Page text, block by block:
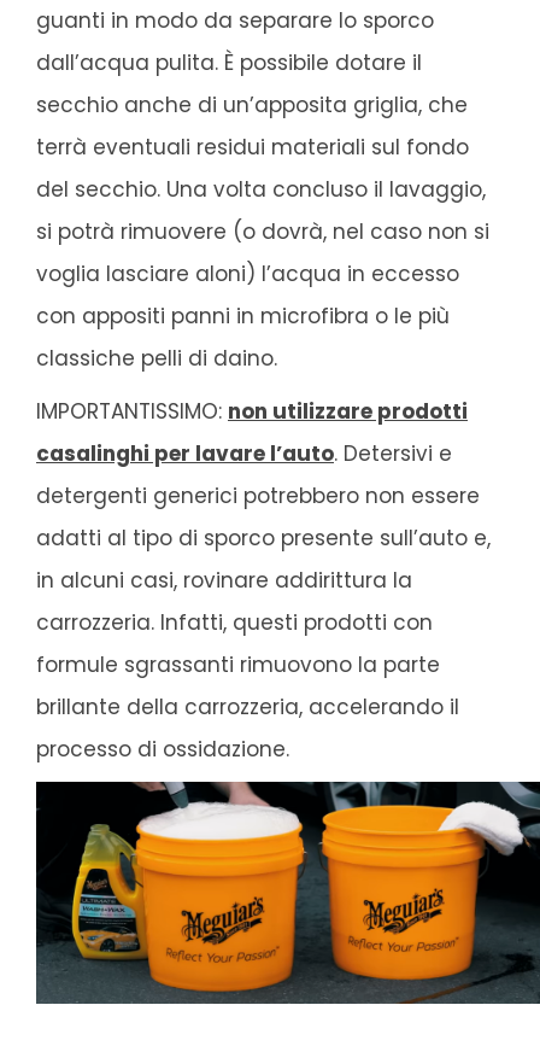
guanti in modo da separare lo sporco
dall’acqua pulita. È possibile dotare il
secchio anche di un’apposita griglia, che
terrà eventuali residui materiali sul fondo
del secchio. Una volta concluso il lavaggio,
si potrà rimuovere (o dovrà, nel caso non si
voglia lasciare aloni) l’acqua in eccesso
con appositi panni in microfibra o le più
classiche pelli di daino.
IMPORTANTISSIMO: non utilizzare prodotti
casalinghi per lavare l’auto. Detersivi e
detergenti generici potrebbero non essere
adatti al tipo di sporco presente sull’auto e,
in alcuni casi, rovinare addirittura la
carrozzeria. Infatti, questi prodotti con
formule sgrassanti rimuovono la parte
brillante della carrozzeria, accelerando il
processo di ossidazione.